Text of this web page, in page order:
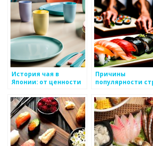
История чая в
Японии: от ценности
Причины
популярности